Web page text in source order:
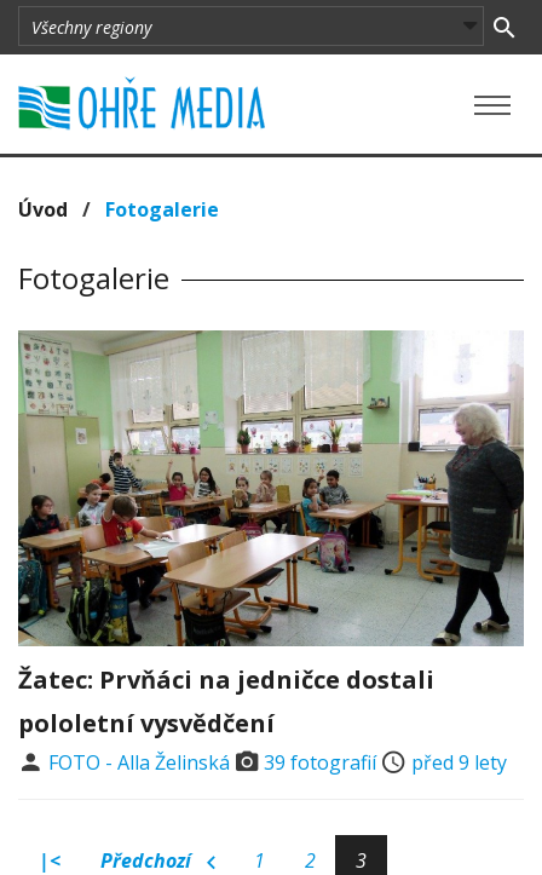
Úvod / Fotogalerie
Fotogalerie
Žatec: Prvňáci na jedničce dostali
pololetní vysvědčení
FOTO - Alla Želinská 39 fotografií před 9 lety
|< Předchozí 1 2 3